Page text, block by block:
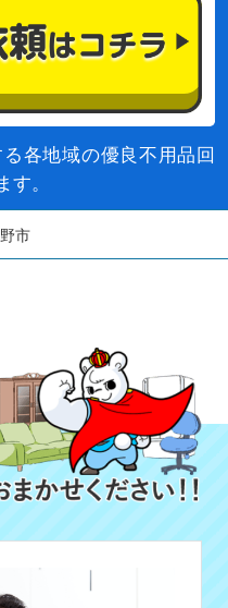
各地域の優良不用品回
。
市